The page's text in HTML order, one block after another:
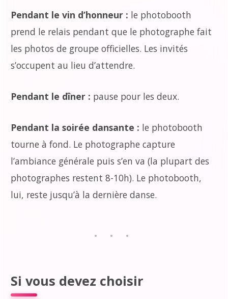
Pendant le vin d’honneur : le photobooth
prend le relais pendant que le photographe fait
les photos de groupe officielles. Les invités
s’occupent au lieu d’attendre.
Pendant le dîner : pause pour les deux.
Pendant la soirée dansante : le photobooth
tourne à fond. Le photographe capture
l’ambiance générale puis s’en va (la plupart des
photographes restent 8-10h). Le photobooth,
lui, reste jusqu’à la dernière danse.
Si vous devez choisir